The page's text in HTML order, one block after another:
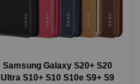
Samsung Galaxy S20+ S20
Ultra S10+ S10 S10e S9+ S9